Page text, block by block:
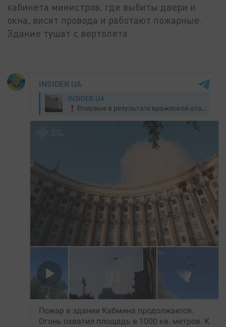
кабинета министров, где выбиты двери и
окна, висят провода и работают пожарные.
Здание тушат с вертолета.